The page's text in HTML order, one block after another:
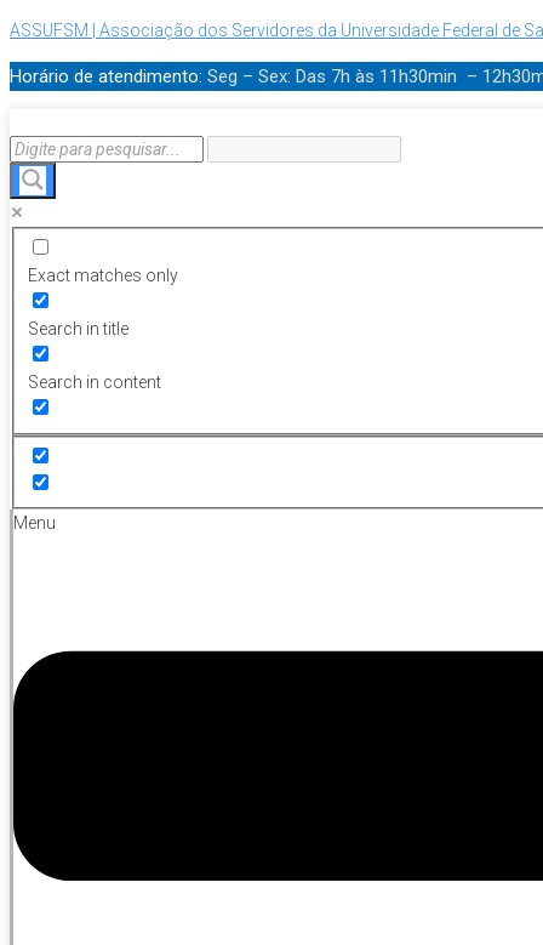
ASSUFSM | Associação dos Servidores da Universidade Federal de
Horário de atendimento: Seg – Sex: Das 7h às 11h30min –
Exact matches only
Search in title
Search in content
Menu